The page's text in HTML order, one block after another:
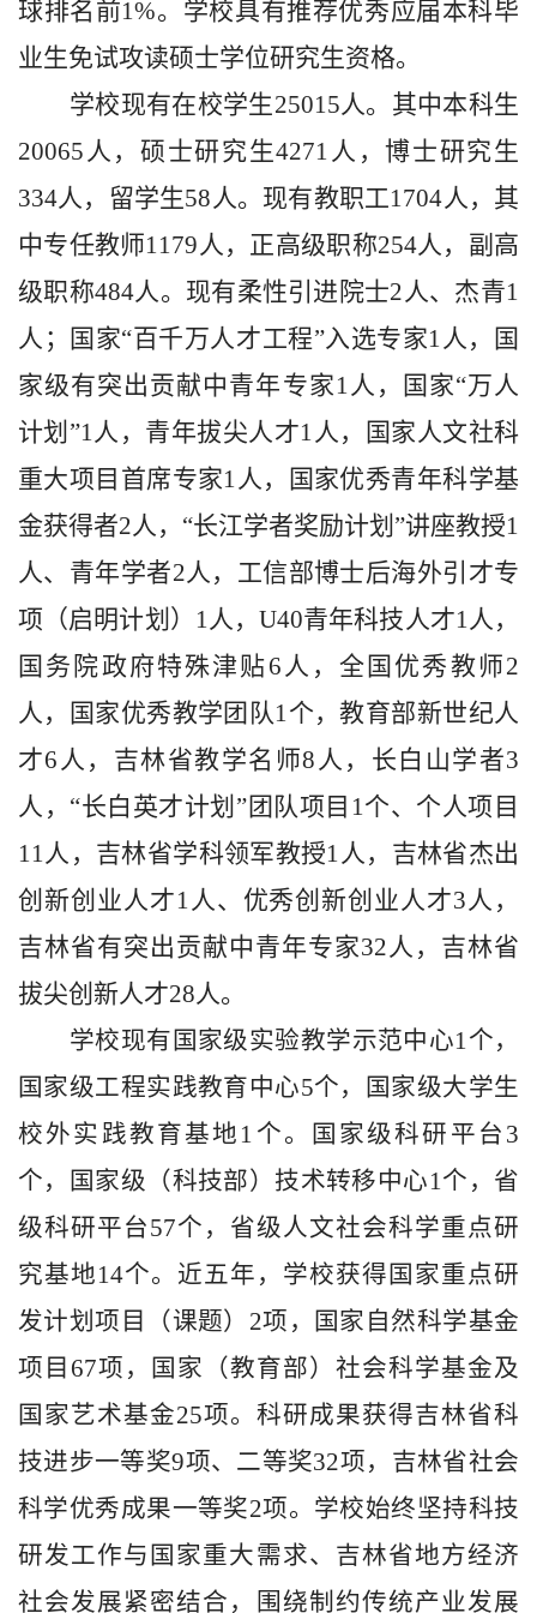
球排名前1%。学校具有推荐优秀应届本科毕
业生免试攻读硕士学位研究生资格。
学校现有在校学生25015人。其中本科生
20065人，硕士研究生4271人，博士研究生
334人，留学生58人。现有教职工1704人，其
中专任教师1179人，正高级职称254人，副高
级职称484人。现有柔性引进院士2人、杰青1
人；国家“百千万人才工程”入选专家1人，国
家级有突出贡献中青年专家1人，国家“万人
计划”1人，青年拔尖人才1人，国家人文社科
重大项目首席专家1人，国家优秀青年科学基
金获得者2人，“长江学者奖励计划”讲座教授1
人、青年学者2人，工信部博士后海外引才专
项（启明计划）1人，U40青年科技人才1人，
国务院政府特殊津贴6人，全国优秀教师2
人，国家优秀教学团队1个，教育部新世纪人
才6人，吉林省教学名师8人，长白山学者3
人，“长白英才计划”团队项目1个、个人项目
11人，吉林省学科领军教授1人，吉林省杰出
创新创业人才1人、优秀创新创业人才3人，
吉林省有突出贡献中青年专家32人，吉林省
拔尖创新人才28人。
学校现有国家级实验教学示范中心1个，
国家级工程实践教育中心5个，国家级大学生
校外实践教育基地1个。国家级科研平台3
个，国家级（科技部）技术转移中心1个，省
级科研平台57个，省级人文社会科学重点研
究基地14个。近五年，学校获得国家重点研
发计划项目（课题）2项，国家自然科学基金
项目67项，国家（教育部）社会科学基金及
国家艺术基金25项。科研成果获得吉林省科
技进步一等奖9项、二等奖32项 ，吉林省社会
科学优秀成果一等奖2项。学校始终坚持科技
研发工作与国家重大需求、吉林省地方经济
社会发展紧密结合，围绕制约传统产业发展